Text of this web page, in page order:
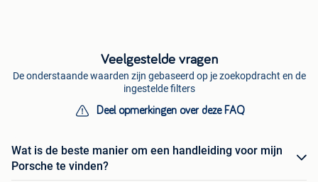
Veelgestelde vragen
De onderstaande waarden zijn gebaseerd op je zoekopdracht en de
ingestelde filters
Deel opmerkingen over deze FAQ
Wat is de beste manier om een handleiding voor mijn
Porsche te vinden?